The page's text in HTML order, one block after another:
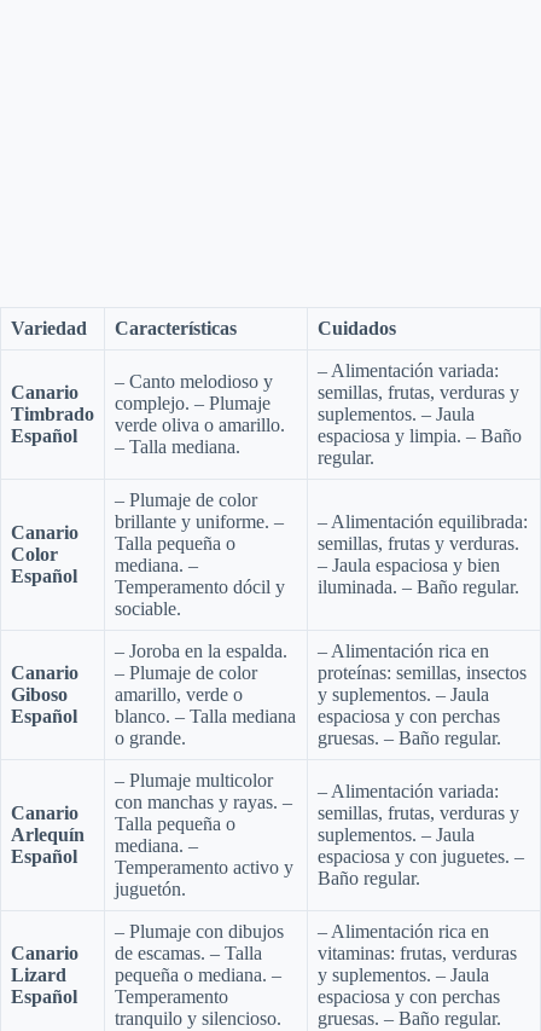
Variedad Características Cuidados
Canario
Timbrado
Español
– Canto melodioso y
complejo. – Plumaje
verde oliva o amarillo.
– Talla mediana.
– Alimentación variada:
semillas, frutas, verduras y
suplementos. – Jaula
espaciosa y limpia. – Baño
regular.
Canario
Color
Español
– Plumaje de color
brillante y uniforme. –
Talla pequeña o
mediana. –
Temperamento dócil y
sociable.
– Alimentación equilibrada:
semillas, frutas y verduras.
– Jaula espaciosa y bien
iluminada. – Baño regular.
Canario
Giboso
Español
– Joroba en la espalda.
– Plumaje de color
amarillo, verde o
blanco. – Talla mediana
o grande.
– Alimentación rica en
proteínas: semillas, insectos
y suplementos. – Jaula
espaciosa y con perchas
gruesas. – Baño regular.
Canario
Arlequín
Español
– Plumaje multicolor
con manchas y rayas. –
Talla pequeña o
mediana. –
Temperamento activo y
juguetón.
– Alimentación variada:
semillas, frutas, verduras y
suplementos. – Jaula
espaciosa y con juguetes. –
Baño regular.
Canario
Lizard
Español
– Plumaje con dibujos
de escamas. – Talla
pequeña o mediana. –
Temperamento
tranquilo y silencioso.
– Alimentación rica en
vitaminas: frutas, verduras
y suplementos. – Jaula
espaciosa y con perchas
gruesas. – Baño regular.